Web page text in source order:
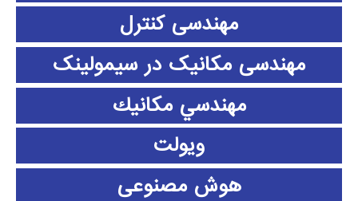
مهندسی کنترل
مهندسی مکانیک در سیمولینک
مهندسي مكانيك
ویولت
هوش مصنوعی